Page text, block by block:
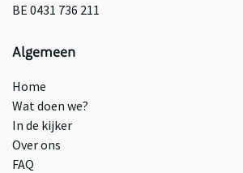
BE 0431 736 211
Algemeen
Home
Wat doen we?
In de kijker
Over ons
FAQ